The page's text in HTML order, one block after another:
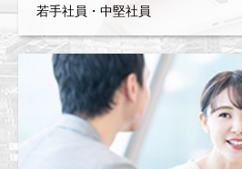
若手社員・中堅社員